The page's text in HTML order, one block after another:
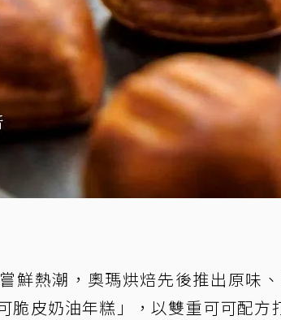
鮮熱潮，奧瑪烘焙先後推出原味
脆皮奶油年糕」，以雙重可可配方